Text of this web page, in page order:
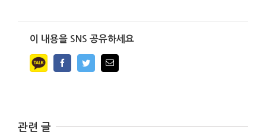
이 내용을 SNS 공유하세요
FacebookTwitterEmail
관련 글